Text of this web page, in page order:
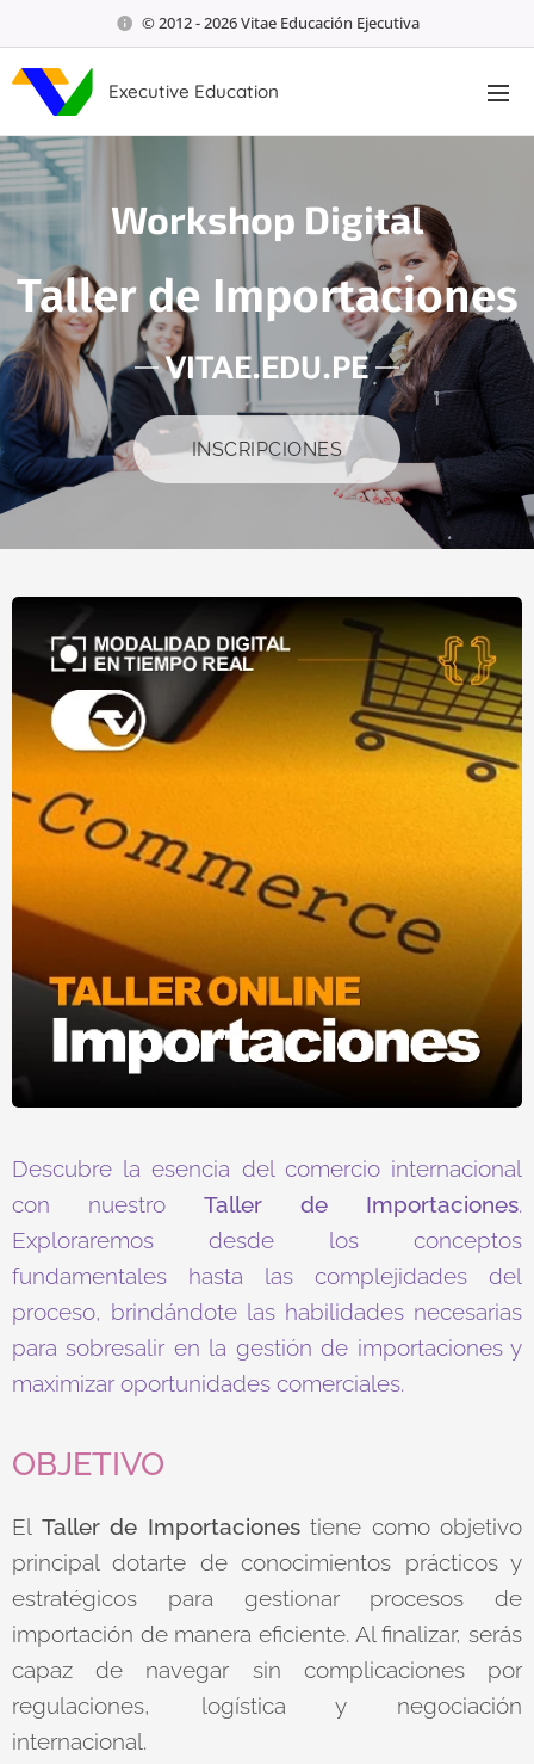
© 2012 - 2026 Vitae Educación Ejecutiva
Executive Education
Workshop Digital
Taller de Importaciones
VITAE.EDU.PE
INSCRIPCIONES
Descubre la esencia del comercio internacional
con nuestro Taller de Importaciones.
Exploraremos desde los conceptos
fundamentales hasta las complejidades del
proceso, brindándote las habilidades necesarias
para sobresalir en la gestión de importaciones y
maximizar oportunidades comerciales.
OBJETIVO
El Taller de Importacionestiene como objetivo
principal dotarte de conocimientos prácticos y
estratégicos para gestionar procesos de
importación de manera eficiente. Al finalizar, serás
capaz de navegar sin complicaciones por
regulaciones, logística y negociación
internacional.